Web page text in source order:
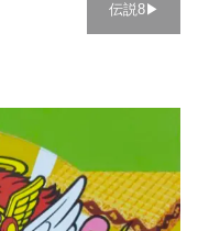
伝説8▶︎